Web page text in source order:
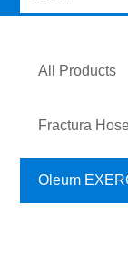
All Products
Fractura
Oleum